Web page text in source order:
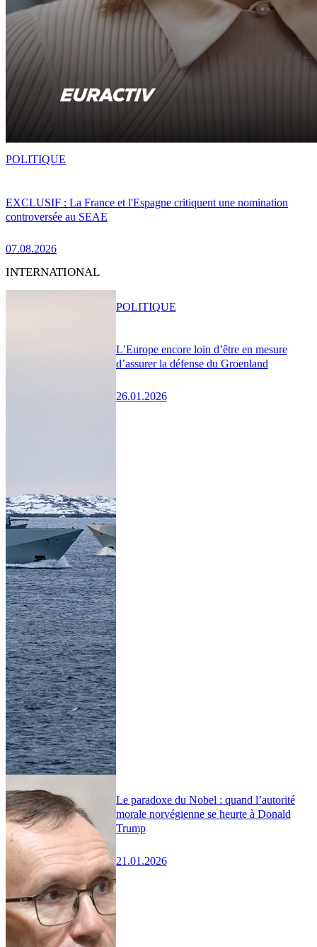
EXCLUSIF : La France et l'Espagne critiquent une nomination
controversée au SEAE
07.08.2026
POLITIQUE
INTERNATIONAL
L’Europe encore loin d’être en mesure
d’assurer la défense du Groenland
26.01.2026
POLITIQUE
Le paradoxe du Nobel : quand l’autorité
morale norvégienne se heurte à Donald
Trump
21.01.2026